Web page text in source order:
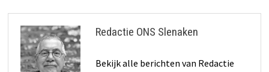
Redactie ONS Slenaken
Bekijk alle berichten van Redactie